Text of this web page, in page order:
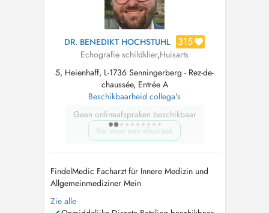
DR. BENEDIKT HOCHSTUHL 315
Echografie schildklier,Huisarts
5, Heienhaff, L-1736 Senningerberg - Rez-de-
chaussée, Entrée A
Beschikbaarheid collega's
Geen onlineafspraken beschikbaar
Bel voor een afspraak
FindelMedic Facharzt für Innere Medizin und
Allgemeinmediziner Mein
Behandlungsspektrum umfasst unter anderem:
Herz-Kreislauf-Beschwerden, Herzrasen/
Zie alle